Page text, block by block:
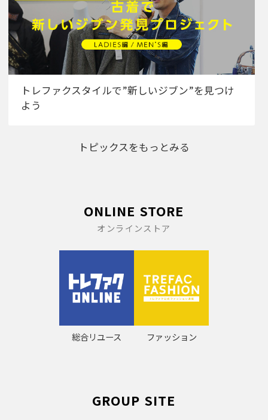
トレファクスタイルで”新しいジブン”を見つけ
よう
トピックスをもっとみる
ONLINE STORE
オンラインストア
総合リユース ファッション
GROUP SITE